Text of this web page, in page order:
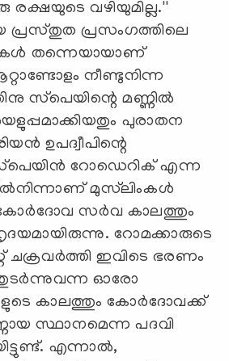
രക്ഷയുടെ വഴിയുമില്ല.''
പ്രസ്തുത പ്രസംഗത്തിലെ
തന്നെയായാണ്
നീണ്ടുനിന്ന
സ്‌പെയിന്റെ മണ്ണില്‍
പുരാതന
ഉപദ്വീപിന്റെ
റോഡെറിക് എന്ന
മുസ്‌ലിംകള്‍
കോര്‍ദോവ സര്‍വ കാലത്തും
റോമക്കാരുടെ
ചക്രവര്‍ത്തി ഇവിടെ ഭരണം
തുടര്‍ന്നുവന്ന ഓരോ
കാലത്തും കോര്‍ദോവക്ക്
സ്ഥാനമെന്ന പദവി
എന്നാല്‍,